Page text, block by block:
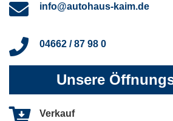
info@autohaus-kaim.de
04662 / 87 98 0
Unsere
Verkauf